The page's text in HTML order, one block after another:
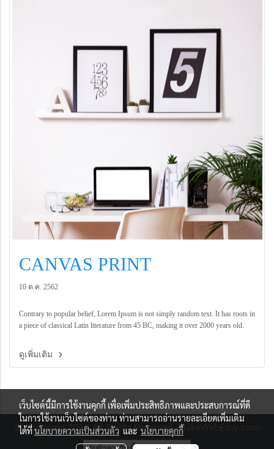
CANVAS PRINT
10 ต.ค. 2562
Contrary to popular belief, Lorem Ipsum is not simply random text. It has roots in
a piece of classical Latin literature from 45 BC, making it over 2000 years old.
ดูเพิ่มเติม
© Copyright 2018 All Rights Reserved. MakeWebEasy.com
เว็บไซต์นี้มีการใช้งานคุกกี้ เพื่อเพิ่มประสิทธิภาพและประสบการณ์ที่ดี
ในการใช้งานเว็บไซต์ของท่าน ท่านสามารถอ่านรายละเอียดเพิ่มเติม
ได้ที่นโยบายความเป็นส่วนตัว และ นโยบายคุกกี้